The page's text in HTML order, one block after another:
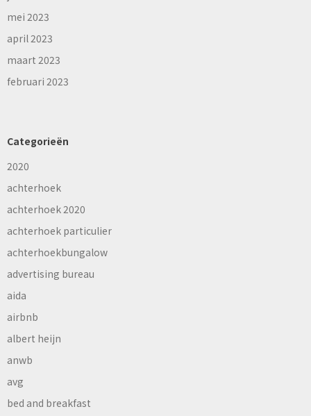
mei 2023
april 2023
maart 2023
februari 2023
Categorieën
2020
achterhoek
achterhoek 2020
achterhoek particulier
achterhoekbungalow
advertising bureau
aida
airbnb
albert heijn
anwb
avg
bed and breakfast